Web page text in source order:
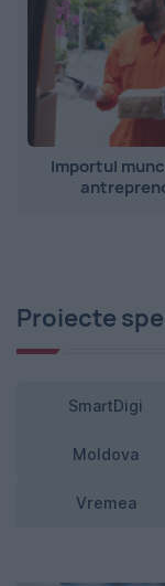
Importul
Proiecte
SmartDigi
Moldova
Vremea